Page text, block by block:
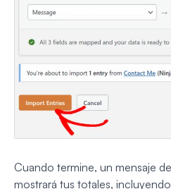
Cuando termine, un mensaje de
mostrará tus totales,